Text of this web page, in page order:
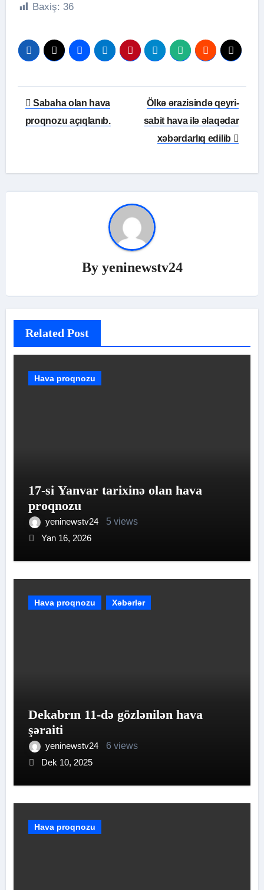
Baxiş: 36
Yazı
naviqasiyası
Sabaha olan hava
proqnozu açıqlanıb.
Ölkə ərazisində qeyri-
sabit hava ilə əlaqədar
xəbərdarlıq edilib
By yeninewstv24
Related Post
Hava proqnozu
17-si Yanvar tarixinə olan hava
proqnozu
yeninewstv24
5 views
Yan 16, 2026
Hava proqnozu Xəbərlər
Dekabrın 11-də gözlənilən hava
şəraiti
yeninewstv24
6 views
Dek 10, 2025
Hava proqnozu